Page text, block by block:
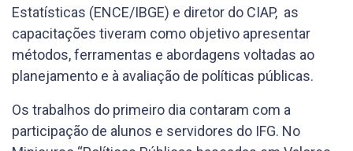
Estatísticas (ENCE/IBGE) e diretor do CIAP, as
capacitações tiveram como objetivo apresentar
métodos, ferramentas e abordagens voltadas ao
planejamento e à avaliação de políticas públicas.
Os trabalhos do primeiro dia contaram com a
participação de alunos e servidores do IFG. No